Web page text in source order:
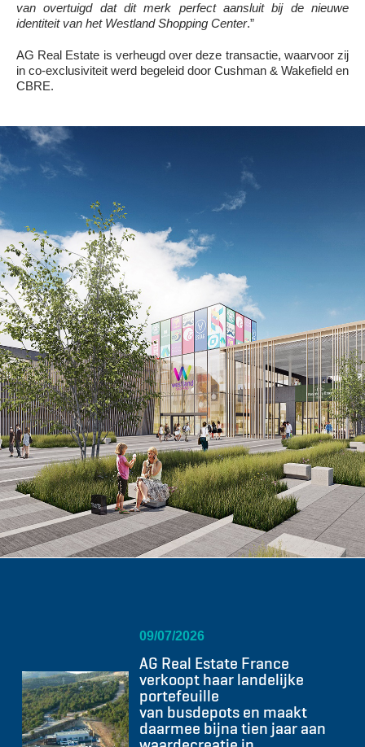
09/07/2026
AG Real Estate France
verkoopt haar landelijke
portefeuille
van busdepots en maakt
daarmee bijna tien jaar aan
van overtuigd dat dit merk perfect aansluit bij de nieuwe
identiteit van het Westland Shopping Center.”
AG Real Estate is verheugd over deze transactie, waarvoor zij
in co-exclusiviteit werd begeleid door Cushman & Wakefield en
CBRE.